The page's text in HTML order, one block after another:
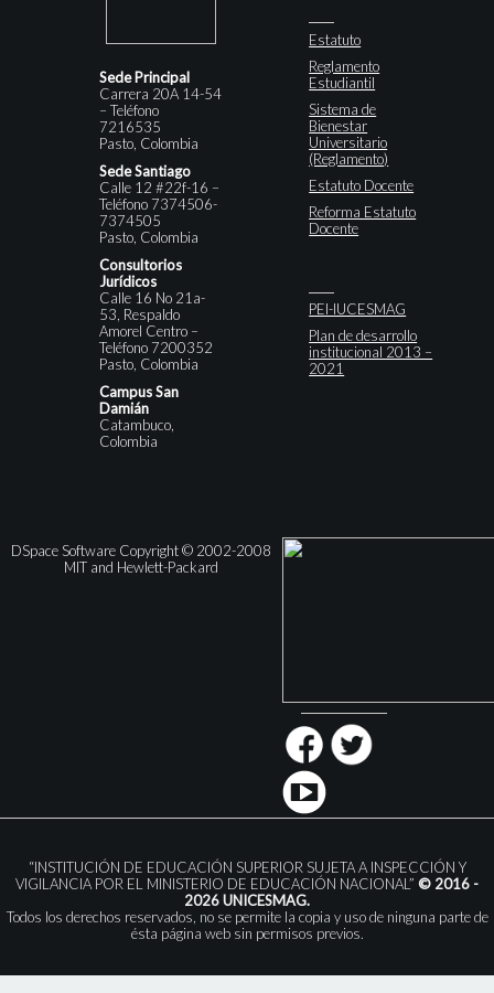
Sede Principal
Carrera 20A 14-54
– Teléfono
7216535
Pasto, Colombia
Sede Santiago
Calle 12 #22f-16 –
Teléfono 7374506-
7374505
Pasto, Colombia
Consultorios
Jurídicos
Calle 16 No 21a-
53, Respaldo
Amorel Centro –
Teléfono 7200352
Pasto, Colombia
Campus San
Damián
Catambuco,
Colombia
Estatuto
Reglamento
Estudiantil
Sistema de
Bienestar
Universitario
(Reglamento)
Estatuto Docente
Reforma Estatuto
Docente
PEI-IUCESMAG
Plan de desarrollo
institucional 2013 –
2021
DSpace Software Copyright © 2002-2008
MIT and Hewlett-Packard
“INSTITUCIÓN DE EDUCACIÓN SUPERIOR SUJETA A INSPECCIÓN Y
VIGILANCIA POR EL MINISTERIO DE EDUCACIÓN NACIONAL” © 2016 -
2026 UNICESMAG.
Todos los derechos reservados, no se permite la copia y uso de ninguna parte de
ésta página web sin permisos previos.